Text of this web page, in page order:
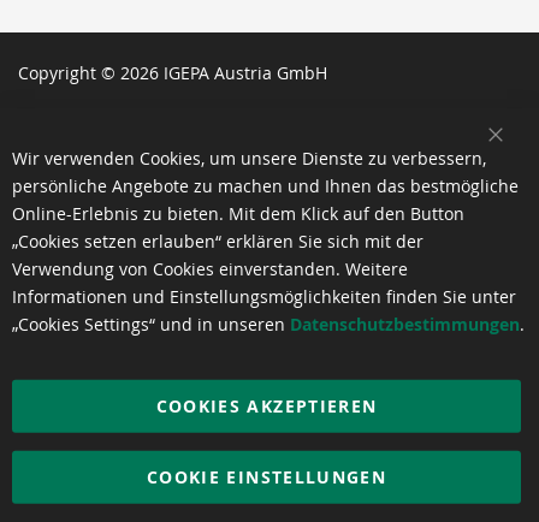
Copyright © 2026 IGEPA Austria GmbH
Wir verwenden Cookies, um unsere Dienste zu verbessern,
persönliche Angebote zu machen und Ihnen das bestmögliche
Online-Erlebnis zu bieten. Mit dem Klick auf den Button
„Cookies setzen erlauben“ erklären Sie sich mit der
Verwendung von Cookies einverstanden. Weitere
Informationen und Einstellungsmöglichkeiten finden Sie unter
„Cookies Settings“ und in unseren Datenschutzbestimmungen.
COOKIES AKZEPTIEREN
COOKIE EINSTELLUNGEN